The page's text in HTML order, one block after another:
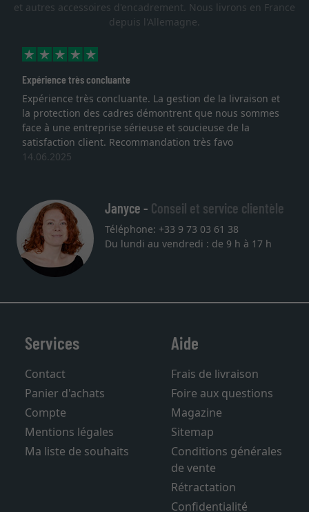
et autres accessoires d'encadrement. Nous livrons en France
depuis l'Allemagne.
Expérience très concluante
Expérience très concluante. La gestion de la livraison et
la protection des cadres démontrent que nous sommes
face à une entreprise sérieuse et soucieuse de la
satisfaction client. Recommandation très favo
14.06.2025
Janyce - Conseil et service clientèle
Téléphone: +33 9 73 03 61 38
Du lundi au vendredi : de 9 h à 17 h
Services
Contact
Panier d'achats
Compte
Mentions légales
Ma liste de souhaits
Aide
Frais de livraison
Foire aux questions
Magazine
Sitemap
Conditions générales
de vente
Rétractation
Confidentialité